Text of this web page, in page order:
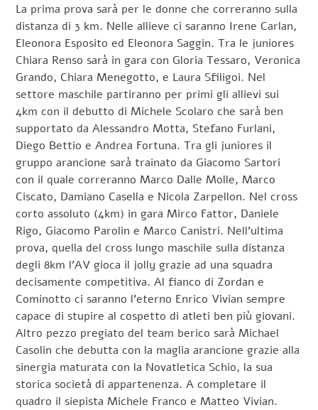
La prima prova sarà per le donne che correranno sulla
distanza di 3 km. Nelle allieve ci saranno Irene Carlan,
Eleonora Esposito ed Eleonora Saggin. Tra le juniores
Chiara Renso sarà in gara con Gloria Tessaro, Veronica
Grando, Chiara Menegotto, e Laura Sfiligoi. Nel
settore maschile partiranno per primi gli allievi sui
4km con il debutto di Michele Scolaro che sarà ben
supportato da Alessandro Motta, Stefano Furlani,
Diego Bettio e Andrea Fortuna. Tra gli juniores il
gruppo arancione sarà trainato da Giacomo Sartori
con il quale correranno Marco Dalle Molle, Marco
Ciscato, Damiano Casella e Nicola Zarpellon. Nel cross
corto assoluto (4km) in gara Mirco Fattor, Daniele
Rigo, Giacomo Parolin e Marco Canistri. Nell’ultima
prova, quella del cross lungo maschile sulla distanza
degli 8km l’AV gioca il jolly grazie ad una squadra
decisamente competitiva. Al fianco di Zordan e
Cominotto ci saranno l’eterno Enrico Vivian sempre
capace di stupire al cospetto di atleti ben più giovani.
Altro pezzo pregiato del team berico sarà Michael
Casolin che debutta con la maglia arancione grazie alla
sinergia maturata con la Novatletica Schio, la sua
storica società di appartenenza. A completare il
quadro il siepista Michele Franco e Matteo Vivian.